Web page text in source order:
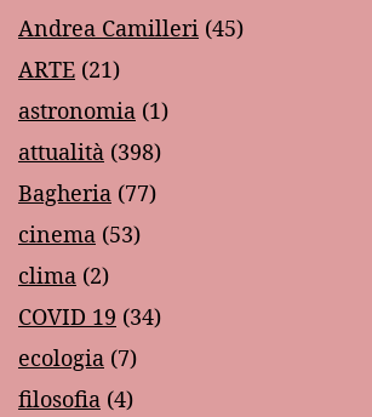
Andrea Camilleri (45)
ARTE (21)
astronomia (1)
attualità (398)
Bagheria (77)
cinema (53)
clima (2)
COVID 19 (34)
ecologia (7)
filosofia (4)